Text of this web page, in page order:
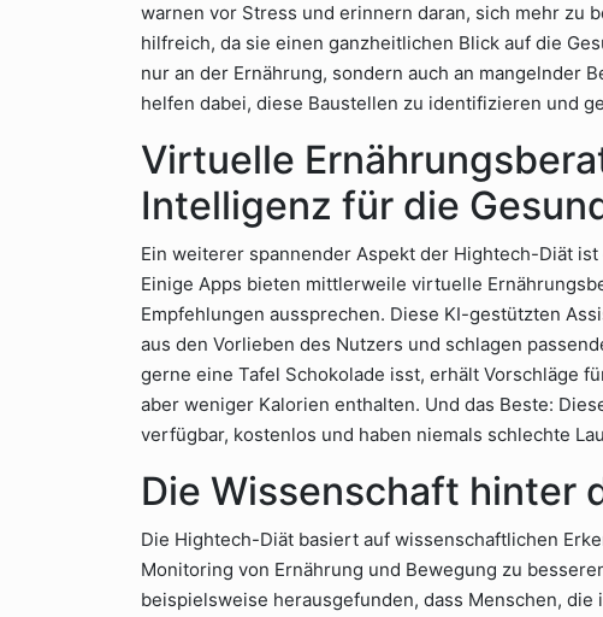
warnen vor Stress und erinnern daran, sich mehr zu
hilfreich, da sie einen ganzheitlichen Blick auf die
nur an der Ernährung, sondern auch an mangelnder
helfen dabei, diese Baustellen zu identifizieren und
Virtuelle
Intelligenz für die
Ein weiterer spannender Aspekt der Hightech-Diät
Einige Apps bieten mittlerweile virtuelle
Empfehlungen aussprechen. Diese KI-gestützten
aus den Vorlieben des Nutzers und schlagen
gerne eine Tafel Schokolade isst, erhält Vorschläge
aber weniger Kalorien enthalten. Und das Beste:
verfügbar, kostenlos und haben niemals schlechte
Die Wissenschaft hinter
Die Hightech-Diät basiert auf wissenschaftlichen
Monitoring von Ernährung und Bewegung zu
beispielsweise herausgefunden, dass Menschen,